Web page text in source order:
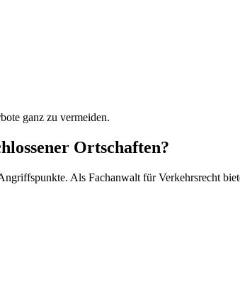
ganz zu vermeiden.
Ortschaften?
Als Fachanwalt für Verkehrsrecht